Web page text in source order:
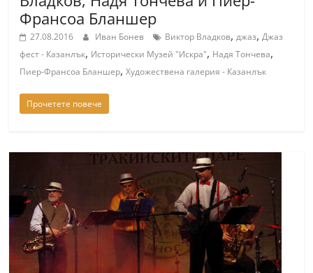
Франсоа Бланшер
27.08.2016 Иван Бонев Виктор Владков,джаз,Джаз
фест - Казанлък, Исторически Музей "Искра", Надя Тончева,
Пиер-Франсоа Бланшер,Художествена галерия - Казанлък
Прочетете повече